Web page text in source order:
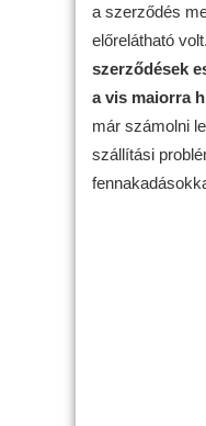
a szerződés
előrelátható volt.
szerződések
a vis maiorra
már számolni
szállítási